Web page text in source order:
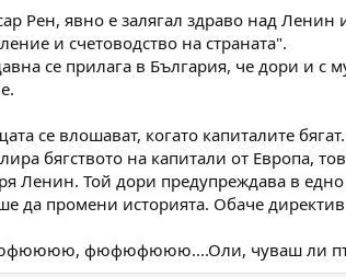
Рен, явно е залягал здраво над Ленин
и счетоводство на страната".
се прилага в България, че дори и
се влошават, когато капиталите
бягството на капитали от Европа,
Ленин. Той дори предупреждава в
да промени историята. Обаче
фюфюфююю....Оли, чуваш ли